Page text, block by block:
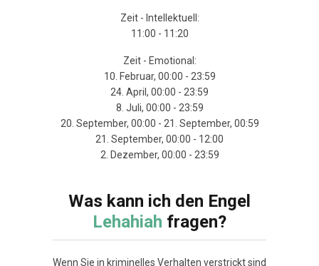
Zeit - Intellektuell:
11:00 - 11:20
Zeit - Emotional:
10. Februar, 00:00 - 23:59
24. April, 00:00 - 23:59
8. Juli, 00:00 - 23:59
20. September, 00:00 - 21. September, 00:59
21. September, 00:00 - 12:00
2. Dezember, 00:00 - 23:59
Was kann ich den Engel
Lehahiah fragen?
Wenn Sie in kriminelles Verhalten verstrickt sind